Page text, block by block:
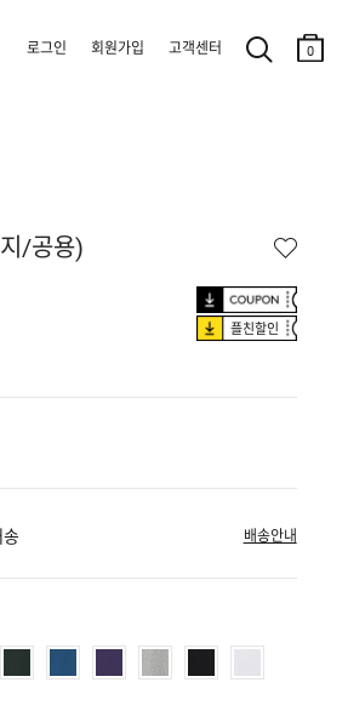
로그인 회원가입 고객센터 0
/공용)
플친할인
배송안내